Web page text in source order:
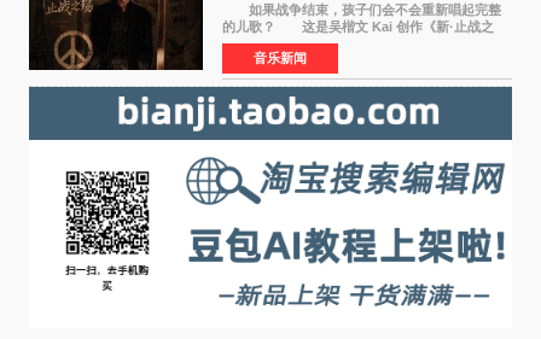
如果战争结束，孩子们会不会重新唱起完整
的儿歌？ 这是吴楷文 Kai 创作《新·止战之
殇》时最初的想法。 从伊朗相关冲突引发的
地区局势，到世界各地仍在发生的动荡与不安，
战争从来不只
音乐新闻